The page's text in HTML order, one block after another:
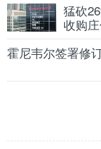
猛砍
收购
霍尼韦尔签署修